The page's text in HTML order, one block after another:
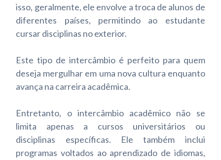
isso, geralmente, ele envolve a troca de alunos de
diferentes países, permitindo ao estudante
cursar disciplinas no exterior.
Este tipo de intercâmbio é perfeito para quem
deseja mergulhar em uma nova cultura enquanto
avança na carreira acadêmica.
Entretanto, o intercâmbio acadêmico não se
limita apenas a cursos universitários ou
disciplinas específicas. Ele também inclui
programas voltados ao aprendizado de idiomas,